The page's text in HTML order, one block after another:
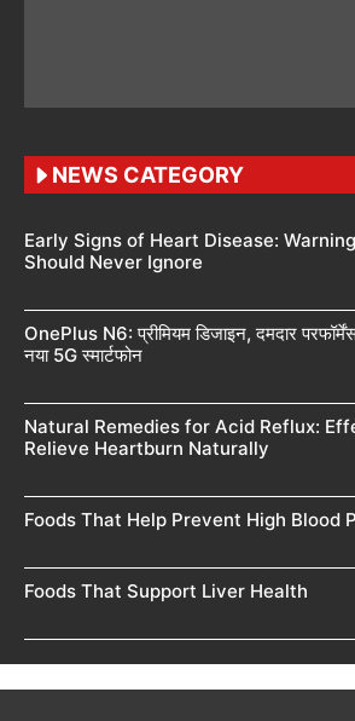
NEWS CATEGORY
Early Signs of Heart Disease:
Should Never Ignore
OnePlus N6: प्रीमियम डिजाइन, दमदार
नया 5G स्मार्टफोन
Natural Remedies for Acid Reflux:
Relieve Heartburn Naturally
Foods That Help Prevent High Blood
Foods That Support Liver Health